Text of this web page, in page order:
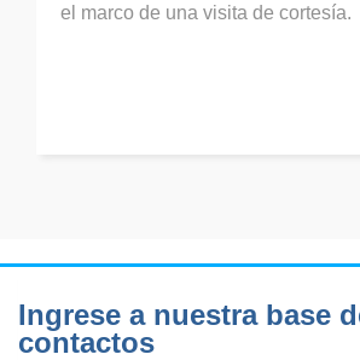
el marco de una visita de cortesía.
Ingrese a nuestra base
contactos